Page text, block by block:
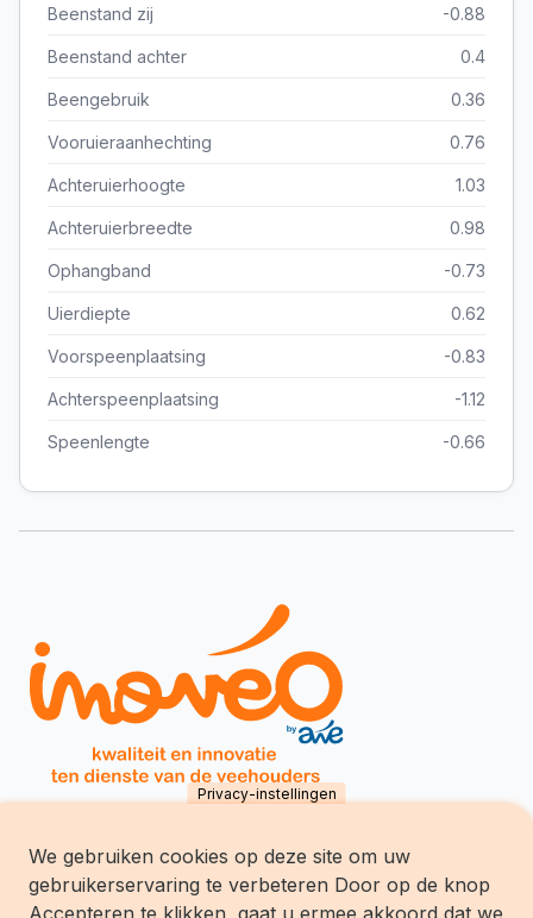
Beenstand zij -0.88
Beenstand achter 0.4
Beengebruik 0.36
Vooruieraanhechting 0.76
Achteruierhoogte 1.03
Achteruierbreedte 0.98
Ophangband -0.73
Uierdiepte 0.62
Voorspeenplaatsing -0.83
Achterspeenplaatsing -1.12
Speenlengte -0.66
Inovéo SCES
chemin du Tersoit 32
B-5590 Ciney
Privacy-instellingen
We gebruiken cookies op deze site om uw
gebruikerservaring te verbeteren Door op de knop
Accepteren te klikken, gaat u ermee akkoord dat we